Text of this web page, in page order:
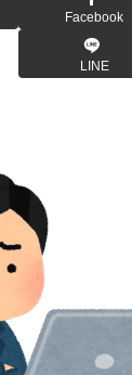
Facebook
LINE